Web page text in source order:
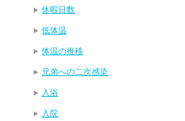
休暇日数
低体温
体温の推移
兄弟への二次感染
入浴
入院